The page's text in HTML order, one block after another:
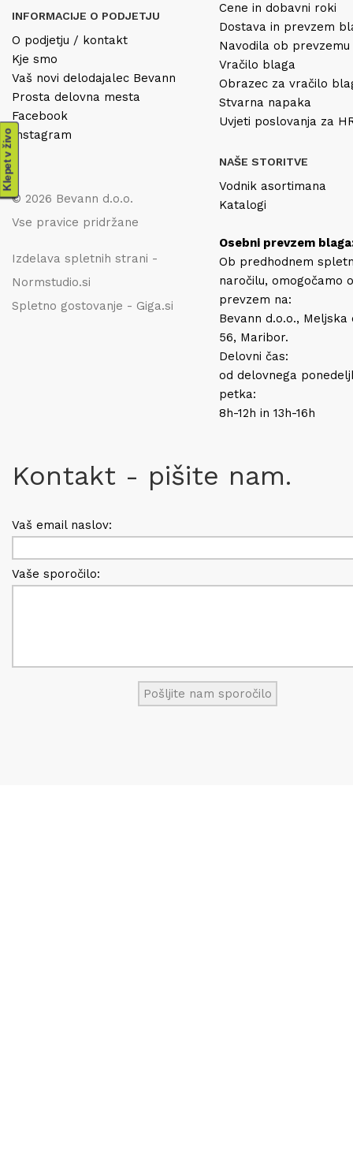
INFORMACIJE O PODJETJU
O podjetju / kontakt
Kje smo
Vaš novi delodajalec Bevann
Prosta delovna mesta
Facebook
Instagram
© 2026 Bevann d.o.o.
Vse pravice pridržane
Izdelava spletnih strani -
Normstudio.si
Spletno gostovanje - Giga.si
Cene in dobavni roki
Dostava in prevzem
Navodila ob
Vračilo blaga
Obrazec za vračilo
Stvarna napaka
Uvjeti poslovanja za
NAŠE STORITVE
Vodnik asortimana
Katalogi
Osebni prevzem
Ob predhodnem
naročilu, omogočamo
prevzem na:
Bevann d.o.o., Meljska
56, Maribor.
Delovni čas:
od delovnega
petka:
8h-12h in 13h-16h
Kontakt - pišite nam.
Vaš email naslov:
Vaše sporočilo:
Klepet v živo